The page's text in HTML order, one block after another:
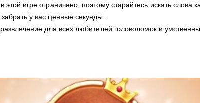
этой игре ограничено, поэтому старайтесь искать
у вас ценные секунды.
для всех любителей головоломок и